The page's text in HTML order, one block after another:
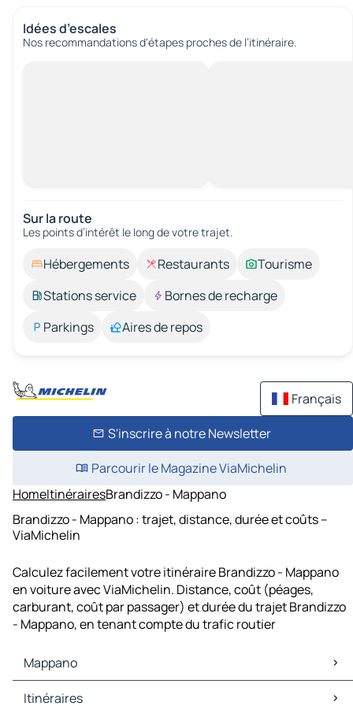
Idées d’escales
Nos recommandations d'étapes proches de l’itinéraire.
Sur la route
Les points d’intérêt le long de votre trajet.
Hébergements Restaurants
Tourisme
Stations service
Bornes de recharge
Parkings
Aires de repos
Français
S'inscrire à notre Newsletter
Parcourir le Magazine ViaMichelin
HomeItinérairesBrandizzo - Mappano
Brandizzo - Mappano : trajet, distance, durée et coûts –
ViaMichelin
Calculez facilement votre itinéraire Brandizzo - Mappano
en voiture avec ViaMichelin. Distance, coût (péages,
carburant, coût par passager) et durée du trajet Brandizzo
- Mappano, en tenant compte du trafic routier
Mappano
Mappano Cartes et plans
Itinéraires